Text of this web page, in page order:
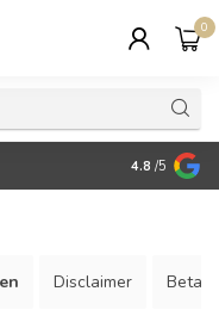
0
4.8 /5
Disclaimer